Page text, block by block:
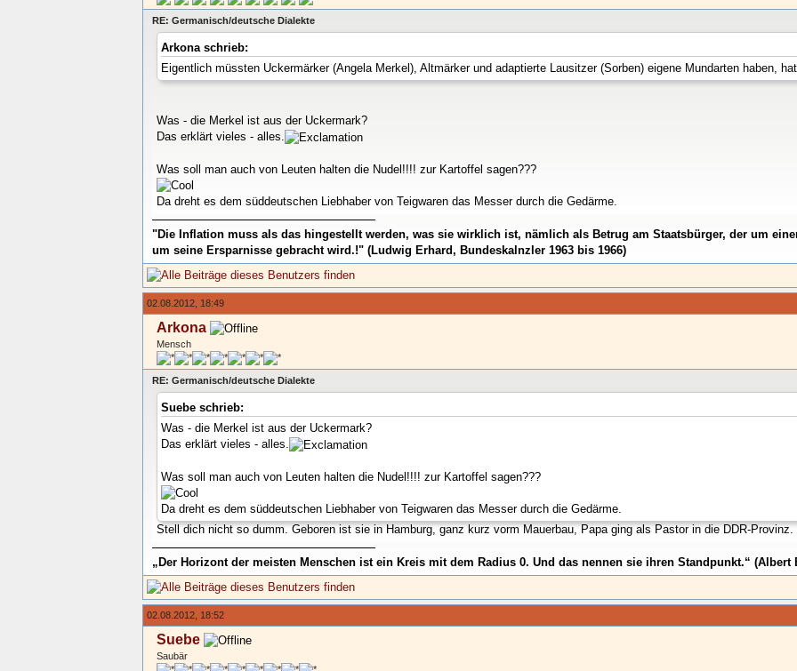
RE: Germanisch/deutsche Dialekte
Arkona schrieb:
Eigentlich müssten Uckermärker (Angela Merkel), Altmärker und adaptierte Lausitzer (Sorben) eigene Mundarten haben,
Was - die Merkel ist aus der Uckermark?
Das erklärt vieles - alles.
Was soll man auch von Leuten halten die Nudel!!!! zur Kartoffel sagen???
Da dreht es dem süddeutschen Liebhaber von Teigwaren das Messer durch die Gedärme.
"Die Inflation muss als das hingestellt werden, was sie wirklich ist, nämlich als Betrug am Staatsbürger, der um
um seine Ersparnisse gebracht wird.!" (Ludwig Erhard, Bundeskalnzler 1963 bis 1966)
02.08.2012, 18:49
Arkona
Mensch
RE: Germanisch/deutsche Dialekte
Suebe schrieb:
Was - die Merkel ist aus der Uckermark?
Das erklärt vieles - alles.
Was soll man auch von Leuten halten die Nudel!!!! zur Kartoffel sagen???
Da dreht es dem süddeutschen Liebhaber von Teigwaren das Messer durch die Gedärme.
Stell dich nicht so dumm. Geboren ist sie in Hamburg, ganz kurz vorm Mauerbau, Papa ging als Pastor in die DDR-Provinz.
„Der Horizont der meisten Menschen ist ein Kreis mit dem Radius 0. Und das nennen sie ihren Standpunkt.“ (Albert
02.08.2012, 18:52
Suebe
Saubär